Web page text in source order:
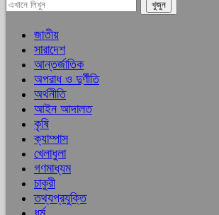
জাতীয়
সারাদেশ
আন্তর্জাতিক
অপরাধ ও দুর্ণীতি
অর্থনীতি
আইন আদালত
কৃষি
ক্যাম্পাস
খেলাধুলা
গণমাধ্যম
চাকুরী
তথ্যপ্রযুক্তি